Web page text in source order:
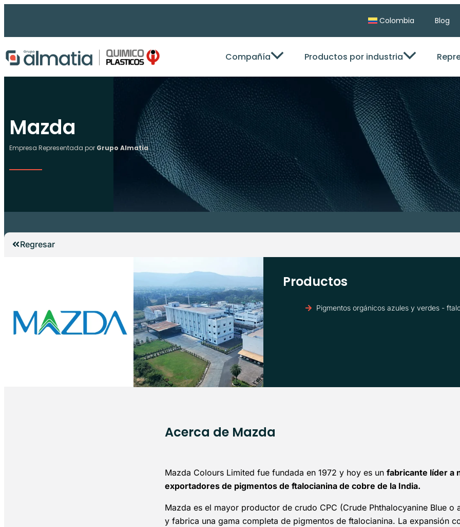
Ir
Colombia Blog
Compañía Productos por industria
Mazda
Empresa Representada por Grupo Almatia
Regresar
Productos
Pigmentos orgánicos azules y verdes -
Acerca de Mazda
Mazda Colours Limited fue fundada en 1972 y hoy es un fabricante líder a
exportadores de pigmentos de ftalocianina de cobre de la India.
Mazda es el mayor productor de crudo CPC (Crude Phthalocyanine Blue
y fabrica una gama completa de pigmentos de ftalocianina. La expansión